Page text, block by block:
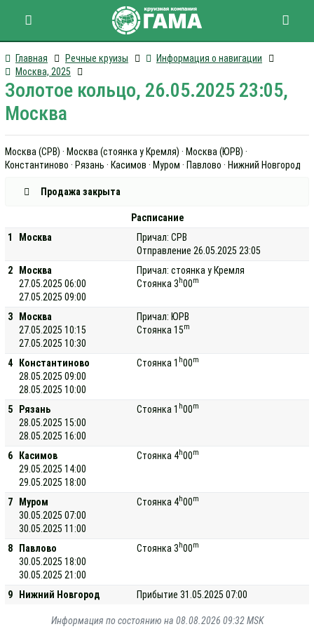
Главная Речные круизы
Информация о навигации
Москва, 2025
Золотое кольцо, 26.05.2025 23:05,
Москва
Москва (СРВ) · Москва (стоянка у Кремля) · Москва (ЮРВ) ·
Константиново · Рязань · Касимов · Муром · Павлово · Нижний Новгород
Продажа закрыта
Расписание
1
Москва
Причал: СРВ
Отправление 26.05.2025 23:05
2
Москва
27.05.2025 06:00
27.05.2025 09:00
Причал: стоянка у Кремля
Стоянка 3 h00m
3
Москва
27.05.2025 10:15
27.05.2025 10:30
Причал: ЮРВ
Стоянка 15m
4
Константиново
28.05.2025 09:00
28.05.2025 10:00
Стоянка 1 h00m
5
Рязань
28.05.2025 15:00
28.05.2025 16:00
Стоянка 1 h00m
6
Касимов
29.05.2025 14:00
29.05.2025 18:00
Стоянка 4h00m
7
Муром
30.05.2025 07:00
30.05.2025 11:00
Стоянка 4h00m
8
Павлово
30.05.2025 18:00
30.05.2025 21:00
Стоянка 3 h00m
9 Нижний Новгород Прибытие 31.05.2025 07:00
Информация по состоянию на 08.08.2026 09:32 MSK